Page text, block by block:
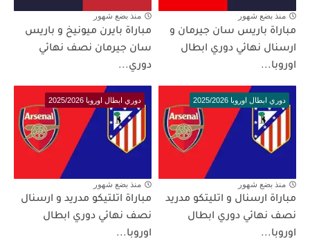
منذ بضع شهور
مباراة باريس سان جيرمان و
ارسنال نهائي دوري ابطال
اوروبا...
منذ بضع شهور
مباراة بايرن ميونيخ و باريس
سان جيرمان نصف نهائي
دوري...
دوري ابطال اوروبا 2025/2026
منذ بضع شهور
مباراة ارسنال و اتليتكو مدريد
نصف نهائي دوري ابطال
اوروبا...
دوري ابطال اوروبا 2025/2026
منذ بضع شهور
مباراة اتلتيكو مدريد و ارسنال
نصف نهائي دوري ابطال
اوروبا...